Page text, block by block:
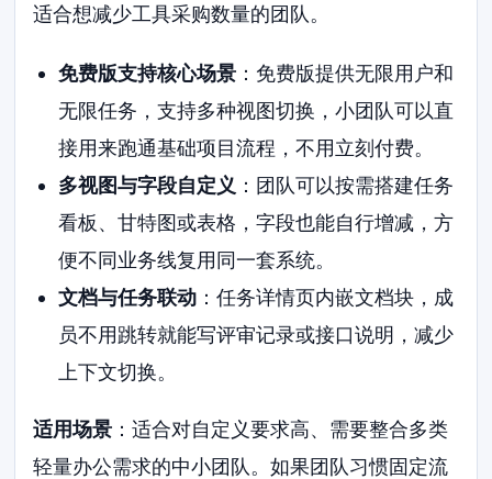
适合想减少工具采购数量的团队。
免费版支持核心场景：免费版提供无限用户和
无限任务，支持多种视图切换，小团队可以直
接用来跑通基础项目流程，不用立刻付费。
多视图与字段自定义 ：团队可以按需搭建任务
看板、甘特图或表格，字段也能自行增减，方
便不同业务线复用同一套系统。
文档与任务联动：任务详情页内嵌文档块，成
员不用跳转就能写评审记录或接口说明，减少
上下文切换。
适用场景 ：适合对自定义要求高、需要整合多类
轻量办公需求的中小团队。如果团队习惯固定流